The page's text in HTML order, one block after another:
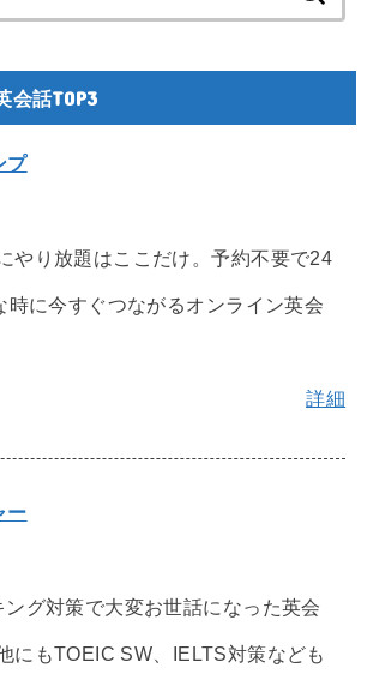
索:
会話TOP3
プ
やり放題はここだけ。予約不要で24
時に今すぐつながるオンライン英会
詳細
ー
グ対策で大変お世話になった英会
にもTOEIC SW、IELTS対策なども